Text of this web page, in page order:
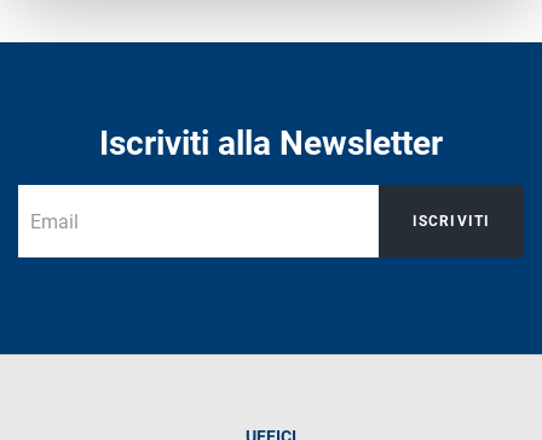
Iscriviti alla Newsletter
ISCRIVITI